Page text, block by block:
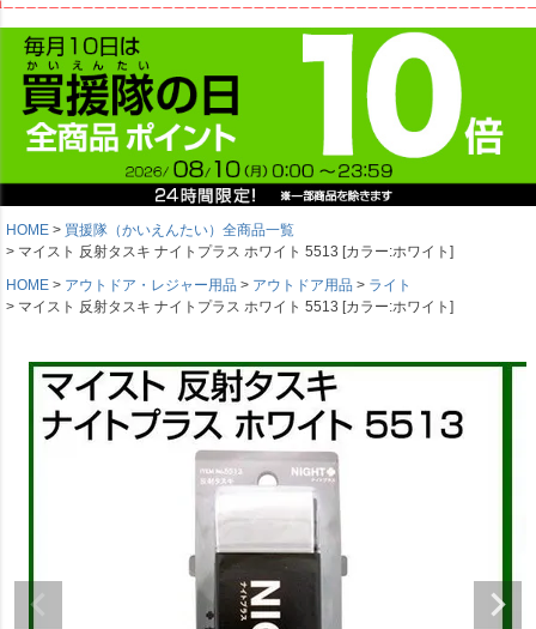
HOME
買援隊（かいえんたい）全商品一覧
マイスト 反射タスキ ナイトプラス ホワイト 5513 [カラー:ホワイト]
HOME
アウトドア・レジャー用品 アウトドア用品
ライト
マイスト 反射タスキ ナイトプラス ホワイト 5513 [カラー:ホワイト]